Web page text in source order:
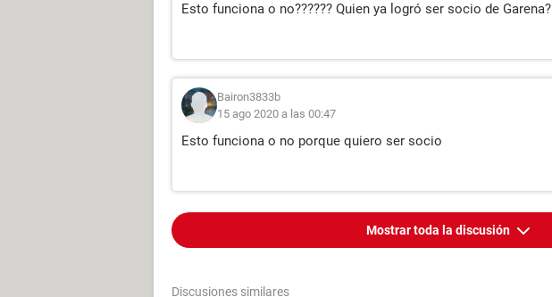
Esto funciona o no?????? Quien ya logró ser socio de Garena?
Bairon3833b
15 ago 2020 a las 00:47
Esto funciona o no porque quiero ser socio
Mostrar toda la discusión
Discusiones similares